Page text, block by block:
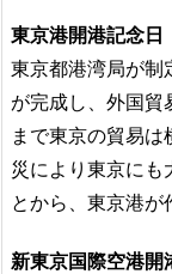
東京港開港記念日
東京都港湾局が制
が完成し、外国貿
まで東京の貿易
災により東京にも
とから、東京港が
新東京国際空港